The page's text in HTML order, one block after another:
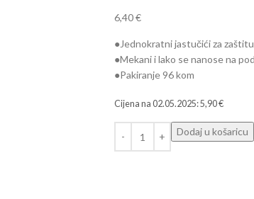
6,40€
●Jednokratni jastučići za
●Mekani i lako se nanose na
●Pakiranje 96 kom
Cijena na 02.05.2025:5,90€
Dodaj u košaricu